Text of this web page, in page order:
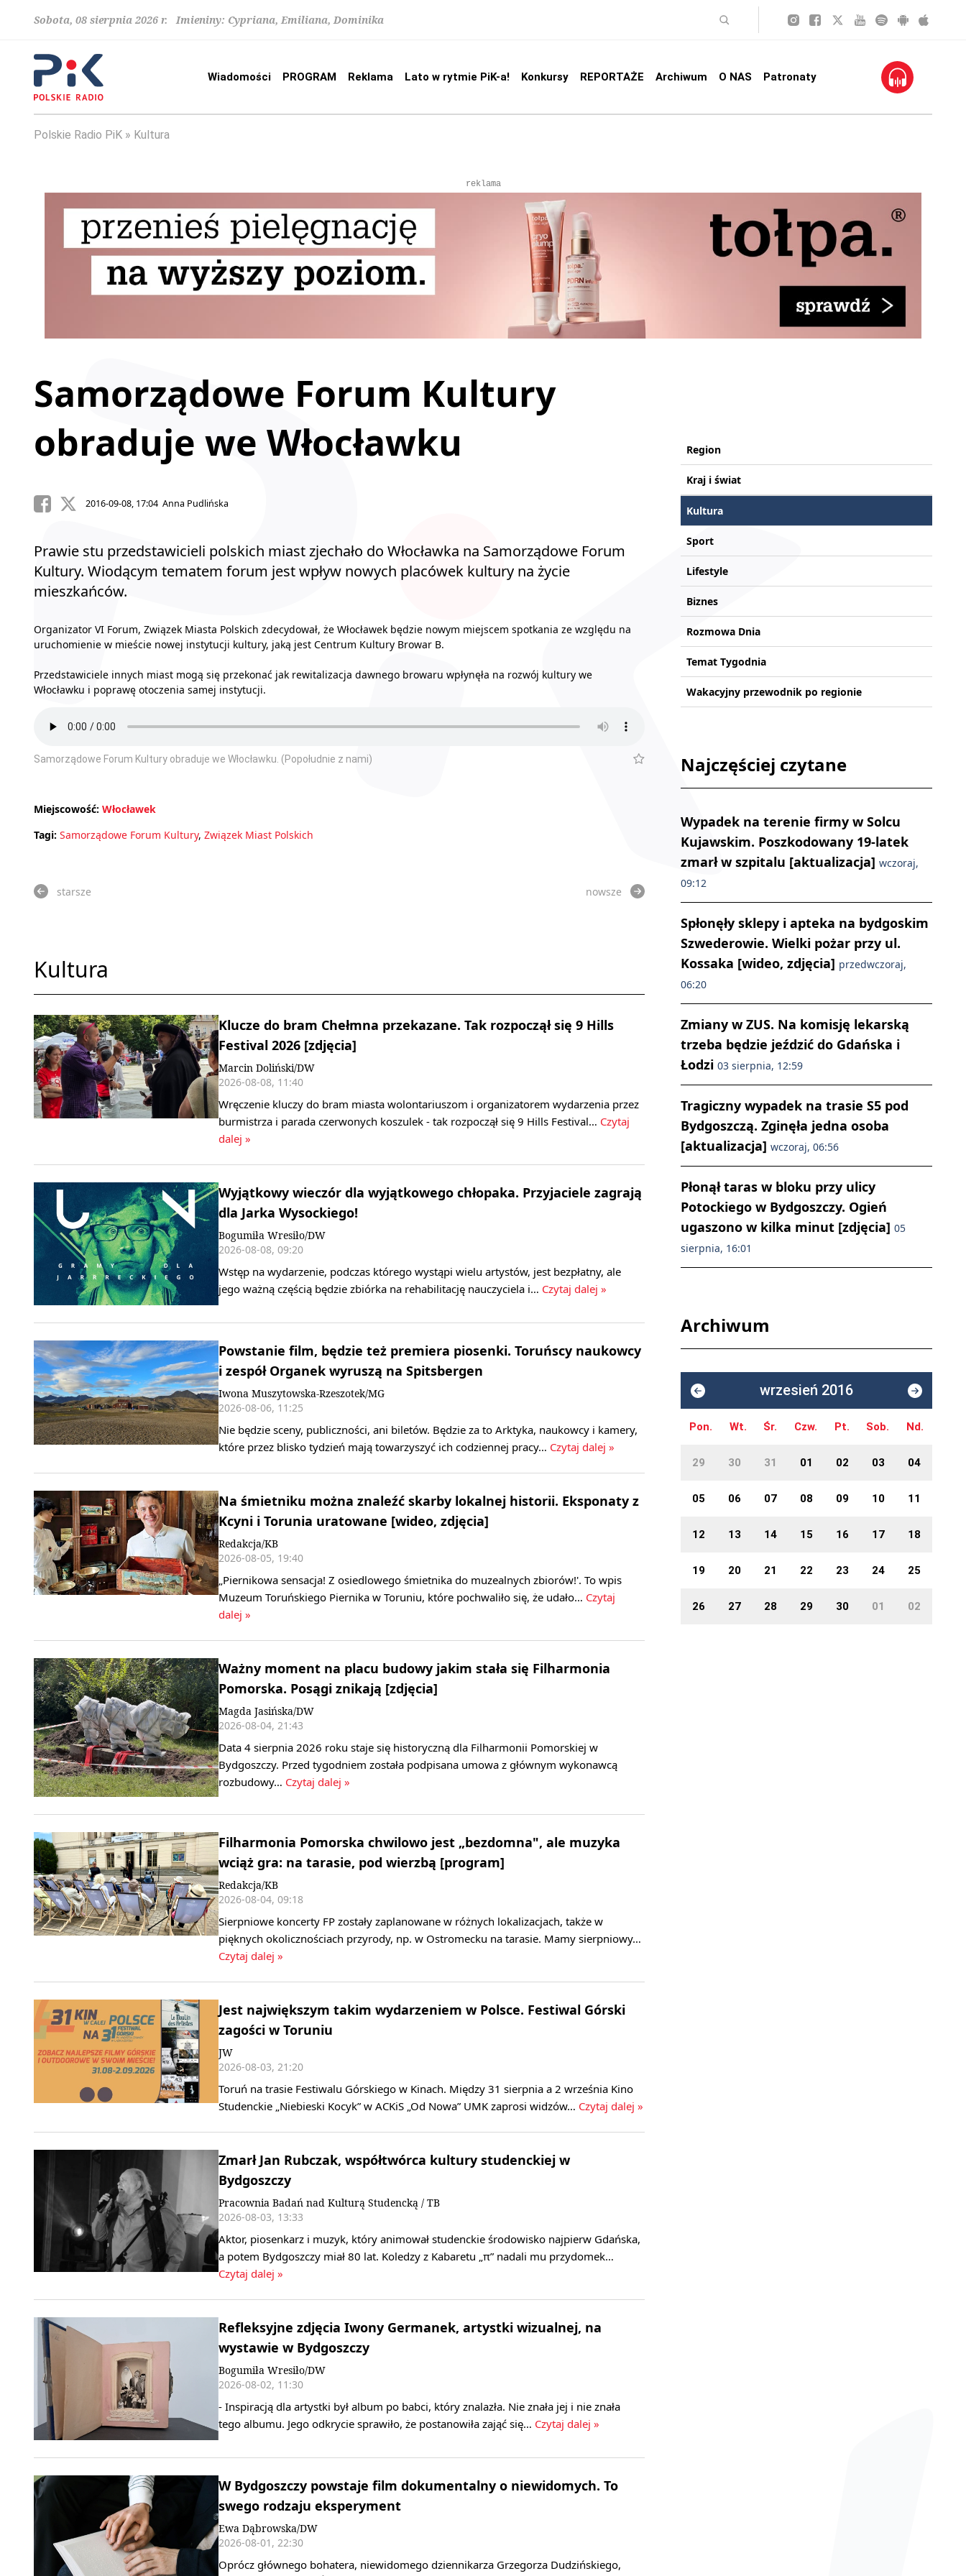
Sobota, 08 sierpnia 2026 r. Imieniny: Cypriana, Emiliana, Dominika
Wiadomości PROGRAM Reklama Lato w rytmie PiK-a! Konkursy REPORTAŻE Archiwum O NAS Patronaty
Polskie Radio PiK Kultura
reklama
Samorządowe Forum Kultury
obraduje we Włocławku
2016-09-08, 17:04 Anna Pudlińska
Prawie stu przedstawicieli polskich miast zjechało do Włocławka na Samorządowe Forum
Kultury. Wiodącym tematem forum jest wpływ nowych placówek kultury na życie
mieszkańców.
Organizator VI Forum, Związek Miasta Polskich zdecydował, że Włocławek będzie nowym miejscem spotkania ze względu na
uruchomienie w mieście nowej instytucji kultury, jaką jest Centrum Kultury Browar B.
Przedstawiciele innych miast mogą się przekonać jak rewitalizacja dawnego browaru wpłynęła na rozwój kultury we
Włocławku i poprawę otoczenia samej instytucji.
Samorządowe Forum Kultury obraduje we Włocławku. (Popołudnie z nami)
Miejscowość: Włocławek
Tagi: Samorządowe Forum Kultury, Związek Miast Polskich
starsze nowsze
Kultura
Klucze do bram Chełmna przekazane. Tak rozpoczął się 9 Hills
Festival 2026 [zdjęcia]
Marcin Doliński/DW
2026-08-08, 11:40
Wręczenie kluczy do bram miasta wolontariuszom i organizatorem wydarzenia przez
burmistrza i parada czerwonych koszulek - tak rozpoczął się 9 Hills Festival… Czytaj
dalej »
Wyjątkowy wieczór dla wyjątkowego chłopaka. Przyjaciele zagrają
dla Jarka Wysockiego!
Bogumiła Wresiło/DW
2026-08-08, 09:20
Wstęp na wydarzenie, podczas którego wystąpi wielu artystów, jest bezpłatny, ale
jego ważną częścią będzie zbiórka na rehabilitację nauczyciela i… Czytaj dalej »
Powstanie film, będzie też premiera piosenki. Toruńscy naukowcy
i zespół Organek wyruszą na Spitsbergen
Iwona Muszytowska-Rzeszotek/MG
2026-08-06, 11:25
Nie będzie sceny, publiczności, ani biletów. Będzie za to Arktyka, naukowcy i kamery,
które przez blisko tydzień mają towarzyszyć ich codziennej pracy… Czytaj dalej »
Na śmietniku można znaleźć skarby lokalnej historii. Eksponaty z
Kcyni i Torunia uratowane [wideo, zdjęcia]
Redakcja/KB
2026-08-05, 19:40
„Piernikowa sensacja! Z osiedlowego śmietnika do muzealnych zbiorów!'. To wpis
Muzeum Toruńskiego Piernika w Toruniu, które pochwaliło się, że udało… Czytaj
dalej »
Ważny moment na placu budowy jakim stała się Filharmonia
Pomorska. Posągi znikają [zdjęcia]
Magda Jasińska/DW
2026-08-04, 21:43
Data 4 sierpnia 2026 roku staje się historyczną dla Filharmonii Pomorskiej w
Bydgoszczy. Przed tygodniem została podpisana umowa z głównym wykonawcą
rozbudowy… Czytaj dalej »
Filharmonia Pomorska chwilowo jest „bezdomna", ale muzyka
wciąż gra: na tarasie, pod wierzbą [program]
Redakcja/KB
2026-08-04, 09:18
Sierpniowe koncerty FP zostały zaplanowane w różnych lokalizacjach, także w
pięknych okolicznościach przyrody, np. w Ostromecku na tarasie. Mamy sierpniowy…
Czytaj dalej »
Jest największym takim wydarzeniem w Polsce. Festiwal Górski
zagości w Toruniu
JW
2026-08-03, 21:20
Toruń na trasie Festiwalu Górskiego w Kinach. Między 31 sierpnia a 2 września Kino
Studenckie „Niebieski Kocyk” w ACKiS „Od Nowa” UMK zaprosi widzów… Czytaj dalej »
Zmarł Jan Rubczak, współtwórca kultury studenckiej w
Bydgoszczy
Pracownia Badań nad Kulturą Studencką / TB
2026-08-03, 13:33
Aktor, piosenkarz i muzyk, który animował studenckie środowisko najpierw Gdańska,
a potem Bydgoszczy miał 80 lat. Koledzy z Kabaretu „π” nadali mu przydomek…
Czytaj dalej »
Refleksyjne zdjęcia Iwony Germanek, artystki wizualnej, na
wystawie w Bydgoszczy
Bogumiła Wresiło/DW
2026-08-02, 11:30
- Inspiracją dla artystki był album po babci, który znalazła. Nie znała jej i nie znała
tego albumu. Jego odkrycie sprawiło, że postanowiła zająć się… Czytaj dalej »
W Bydgoszczy powstaje film dokumentalny o niewidomych. To
swego rodzaju eksperyment
Ewa Dąbrowska/DW
2026-08-01, 22:30
Oprócz głównego bohatera, niewidomego dziennikarza Grzegorza Dudzińskiego,
Region
Kraj i świat
Kultura
Sport
Lifestyle
Biznes
Rozmowa Dnia
Temat Tygodnia
Wakacyjny przewodnik po regionie
Najczęściej czytane
Wypadek na terenie firmy w Solcu
Kujawskim. Poszkodowany 19-latek
zmarł w szpitalu [aktualizacja] wczoraj,
09:12
Spłonęły sklepy i apteka na bydgoskim
Szwederowie. Wielki pożar przy ul.
Kossaka [wideo, zdjęcia] przedwczoraj,
06:20
Zmiany w ZUS. Na komisję lekarską
trzeba będzie jeździć do Gdańska i
Łodzi 03 sierpnia, 12:59
Tragiczny wypadek na trasie S5 pod
Bydgoszczą. Zginęła jedna osoba
[aktualizacja] wczoraj, 06:56
Płonął taras w bloku przy ulicy
Potockiego w Bydgoszczy. Ogień
ugaszono w kilka minut [zdjęcia] 05
sierpnia, 16:01
Archiwum
wrzesień 2016
Pon. Wt. Śr. Czw. Pt. Sob. Nd.
29 30 31 01 02 03 04
05 06 07 08 09 10 11
12 13 14 15 16 17 18
19 20 21 22 23 24 25
26 27 28 29 30 01 02